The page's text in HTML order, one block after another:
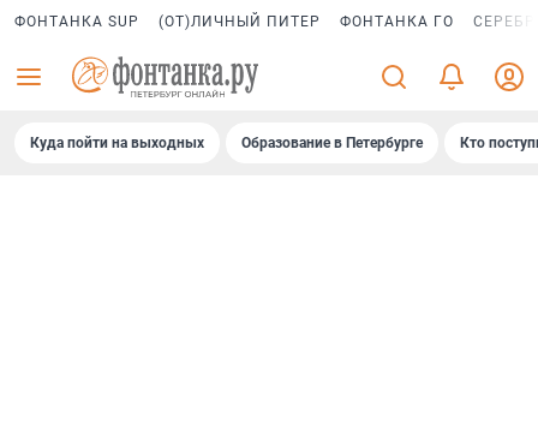
ФОНТАНКА SUP (ОТ)ЛИЧНЫЙ ПИТЕР ФОНТАНКА ГО
Куда пойти на выходных Образование в Петербурге Кто